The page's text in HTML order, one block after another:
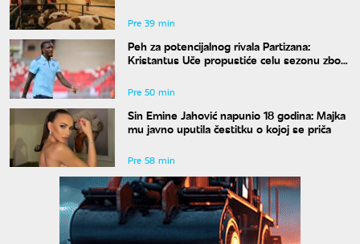
Pre 39 min
Peh za potencijalnog rivala Partizana:
Kristantus Uče propustiće celu sezonu zbog
Pre 50 min
Sin Emine Jahović napunio 18 godina: Majka
mu javno uputila čestitku o kojoj se priča
Pre 58 min